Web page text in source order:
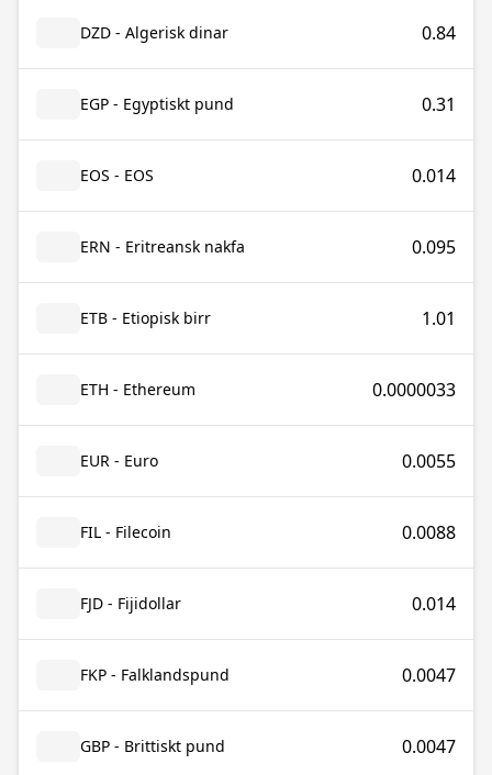
DZD - Algerisk dinar 0.84
EGP - Egyptiskt pund 0.31
EOS - EOS 0.014
ERN - Eritreansk nakfa 0.095
ETB - Etiopisk birr 1.01
ETH - Ethereum 0.0000033
EUR - Euro 0.0055
FIL - Filecoin 0.0088
FJD - Fijidollar 0.014
FKP - Falklandspund 0.0047
GBP - Brittiskt pund 0.0047